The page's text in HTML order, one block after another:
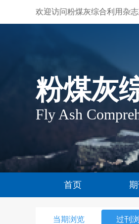
欢迎访问粉煤灰综合利用杂
粉煤灰
Fly Ash
首页
当期浏览 过刊